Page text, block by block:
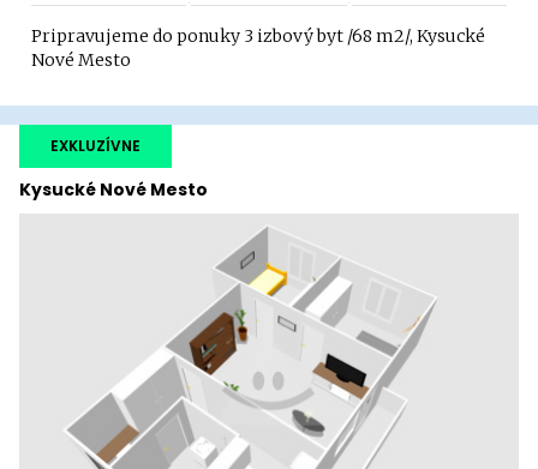
Pripravujeme do ponuky 3 izbový byt /68 m2/, Kysucké
Nové Mesto
Kysucké Nové Mesto
EXKLUZÍVNE